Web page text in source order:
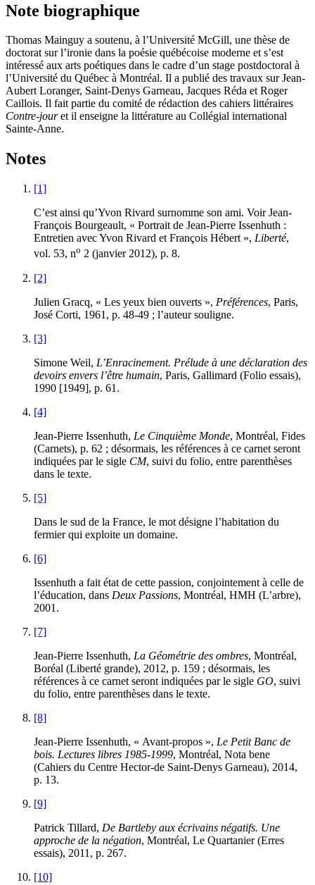
Note biographique
Thomas Mainguy a soutenu, à l’Université McGill, une thèse de
doctorat sur l’ironie dans la poésie québécoise moderne et s’est
intéressé aux arts poétiques dans le cadre d’un stage postdoctoral à
l’Université du Québec à Montréal. Il a publié des travaux sur Jean-
Aubert Loranger, Saint-Denys Garneau, Jacques Réda et Roger
Caillois. Il fait partie du comité de rédaction des cahiers littéraires
Contre-jouret il enseigne la littérature au Collégial international
Sainte-Anne.
Notes
[1]
C’est ainsi qu’Yvon Rivard surnomme son ami. Voir Jean-
François Bourgeault, « Portrait de Jean-Pierre Issenhuth :
Entretien avec Yvon Rivard et François Hébert », Liberté,
vol. 53, no 2 (janvier 2012), p. 8.
[2]
Julien Gracq, « Les yeux bien ouverts », Préférences, Paris,
José Corti, 1961, p. 48-49 ; l’auteur souligne.
[3]
Simone Weil, L’Enracinement. Prélude à une déclaration des
devoirs envers l’être humain, Paris, Gallimard (Folio essais),
1990 [1949], p. 61.
[4]
Jean-Pierre Issenhuth, Le Cinquième Monde, Montréal, Fides
(Carnets), p. 62 ; désormais, les références à ce carnet seront
indiquées par le sigle CM, suivi du folio, entre parenthèses
dans le texte.
[5]
Dans le sud de la France, le mot désigne l’habitation du
fermier qui exploite un domaine.
[6]
Issenhuth a fait état de cette passion, conjointement à celle de
l’éducation, dans Deux Passions, Montréal, HMH (L’arbre),
2001.
[7]
Jean-Pierre Issenhuth, La Géométrie des ombres, Montréal,
Boréal (Liberté grande), 2012, p. 159 ; désormais, les
références à ce carnet seront indiquées par le sigle GO, suivi
du folio, entre parenthèses dans le texte.
[8]
Jean-Pierre Issenhuth, « Avant-propos », Le Petit Banc de
bois. Lectures libres 1985-1999, Montréal, Nota bene
(Cahiers du Centre Hector-de Saint-Denys Garneau), 2014,
p. 13.
[9]
Patrick Tillard, De Bartleby aux écrivains négatifs. Une
approche de la négation, Montréal, Le Quartanier (Erres
essais), 2011, p. 267.
[10]